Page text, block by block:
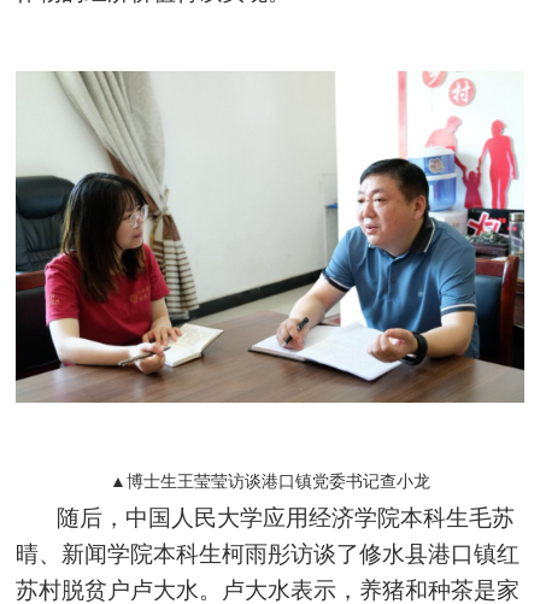
▲博士生王莹莹访谈港口镇党委书记查小龙
随后，中国人民大学应用经济学院本科生毛苏
晴、新闻学院本科生柯雨彤访谈了修水县港口镇红
苏村脱贫户卢大水。卢大水表示，养猪和种茶是家